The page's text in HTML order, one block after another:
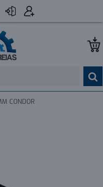
CONDOR